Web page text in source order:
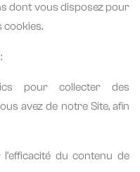
dont vous disposez pour
cookies.
pour collecter des
avez de notre Site, afin
du contenu de